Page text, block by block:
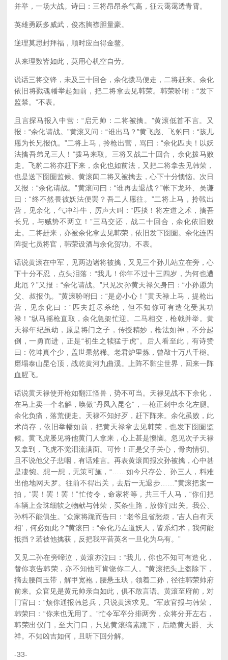
并举，一场大战。诗曰：三将昂昂杀气高，征云霭霭透青霄。
英雄勇跃多威武，俊杰胸襟胆量豪。
逆理莫思封拜福，顺时应自得金鳌。
从来理数皆如此，莫用心机空自劳。
说话三将交锋，未及三十回合，余化拨马便走，二将赶来。余化
依旧将戮魂幡举起如前，把二将拿去见韩荣。韩荣吩咐：“发下
监禁。”不表。
且言探马报入中营：“启元帅：二将被擒。”黄滚低首不言。又
报：“余化请战。”黄滚又问：“谁出马？”黄飞彪、飞豹曰：“孩儿
愿为长兄报仇。”二将上马，拎枪出营，骂曰：“余化匹夫！以妖
法擒吾弟兄三人！”拨马来取。三将又战二十回合，余化拨马败
走。飞豹二将亦赶下来，余化也如前法，又把二将拿去见韩荣，
也是送下囹圄监候。黄滚闻二将又被擒去，心下十分懊恼。次日
又报：“余化请战。”黄滚问曰：“谁再去退战？”帐下龙环、吴谦
曰：“终不然畏彼妖法便罢？吾二人愿往。”二将上马，拎戟出
营，见余化，气冲斗牛，厉声大叫：“匹掞！将左道之术，擒吾
长兄，与贼势不两立！”三马交还，战二十回合，余化依旧败
走。二将赶来，亦被余化拿去见韩荣，依旧发下囹圄。余化连四
阵捉七员将官，韩荣设酒与余化贺功。不表。
话说黄滚在中军，见两边诸将被擒，又见三个孙儿站立在旁，心
下十分不忍，点头泪落：“我儿！你年不过十三四岁，为何也遭
此厄？”又报：“余化请战。”只见次孙黄天禄欠身曰：“小孙愿为
父、叔报仇。”黄滚吩咐曰：“是必小心！”黄天禄上马，提枪出
营，见余化曰：“匹夫赶尽杀绝，但不知你可有造化受其功
禄！”纵马摇枪直取，余化急架忙迎。二马相交，枪戟并举。黄
天禄年纪虽幼，原是将门之子，传授精妙，枪法如神，不分起
倒，一勇而进，正是“初生之犊猛于虎”。后人看至此，有诗赞
曰：乾坤真个少，盖世果然稀。老君炉里炼，曾敲十万八千槌。
磨塌泰山昆仑顶，战乾黄河九曲溪。上阵不黏尘世界，回来一阵
血腥飞。
话说黄天禄使开枪如翻江怪兽，势不可当。天禄见战不下余化，
在马上卖一个名解，唤做“丹凤入昆仑”，一枪正刺中余化左腿。
余化负痛，落荒便走。天禄不知好歹，赶下阵来。余化虽败，此
术尚存，依旧举幡如前，把黄天禄拿去见韩荣，也发下囹圄监
候。黄飞虎屡见将他黄门人拿来，心上甚是懊恼。忽见次子天禄
又拿到，飞虎不觉泪流满面。可怜！正是父子关心，骨肉情切。
且不说他父子悲咽，有话难言。再表黄滚闻报次孙被擒，心中甚
是凄惋。想一想，无策可施，“……如今只存公、孙三人，料难
出他地网天罗。往前不得出关，去后一无退步……”黄滚把案一
拍，“罢！罢！罢！”忙传令，命家将等，共三千人马，“你们把
车辆上金珠细软之物献与韩荣，买条生路，放你们出关。我公、
孙料不能俱生。”众家将跪而告曰：“老爷且省愁烦，‘吉人自有天
相’，何必如此？”黄滚曰：“余化乃左道妖人，皆系幻术，我何能
抵挡？若被他擒获，反把我平昔英名一旦化为乌有。”
又见二孙在旁啼泣，黄滚亦泣曰：“我儿，你也不知可有造化，
替你哀告韩荣，亦不知他可肯饶你二人。”黄滚把头上盔除下，
摘去腰间玉带，解甲宽袍，腰悬玉玦，领着二孙，径往韩荣帅府
前来。众官见是黄元帅亲自如此，俱不敢言语。黄滚至府前，对
门官曰：“烦你通报韩总兵，只说黄滚求见。”军政官报与韩荣，
韩荣曰：“你来也无用了。”忙令军卒分排两旁，众将分开左右，
韩荣出仪门，至大门口，只见黄滚缟素跪下，后跪黄天爵、天
祥。不知凶吉如何，且听下回分解。
-33-